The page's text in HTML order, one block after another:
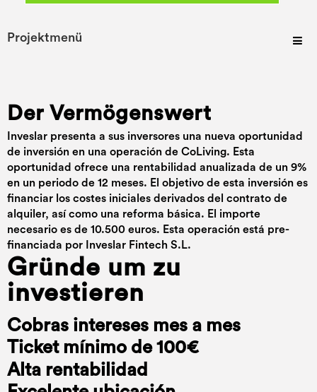
Projektmenü
Der Vermögenswert
Inveslar presenta a sus inversores una nueva oportunidad
de inversión en una operación de CoLiving. Esta
oportunidad ofrece una rentabilidad anualizada de un 9%
en un periodo de 12 meses. El objetivo de esta inversión es
financiar los costes iniciales derivados del contrato de
alquiler, así como una reforma básica. El importe
necesario es de 10.500 euros. Esta operación está pre-
financiada por Inveslar Fintech S.L.
Gründe um zu
investieren
Cobras intereses mes a mes
Ticket mínimo de 100€
Alta rentabilidad